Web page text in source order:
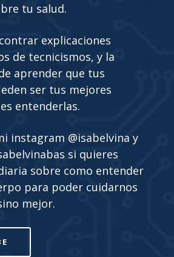
tu salud.
explicaciones
de tecnicismos, y la
aprender que tus
ser tus mejores
entenderlas.
instagram @isabelvina y
si quieres
sobre como entender
para poder cuidarnos
mejor.